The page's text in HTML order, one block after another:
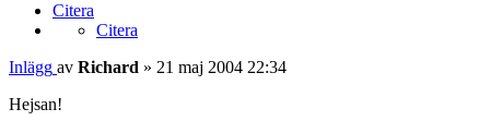
Citera
Citera
Inlägg av Richard » 21 maj 2004 22:34
Hejsan!